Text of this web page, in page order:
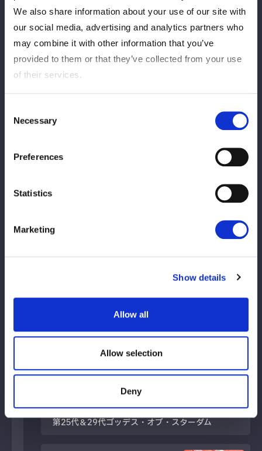
We also share information about your use of our site with
our social media, advertising and analytics partners who
may combine it with other information that you’ve
provided to them or that they’ve collected from your use
of their services.
Selection
Necessary
Preferences
Statistics
Marketing
Show details
Allow all
Allow selection
Deny
幼少期からタレント活動を始め、バトントワリングは全
国大会に出場経験もある実力者。高校卒業後は舞台女優
として活動していたが、万喜なつみのリングネームで
2015年9月のアクトレスガールズ新木場大会でデビュ
て登場。ハイスピード王座、アーティスト王座を獲得し
た。22年7月にCOSMIC ANGELSに電撃移籍し、中野た
むとの「meltear」でゴッデス王座を獲得。CDデビュー
も果たした。24年7月の札幌大会ではライバルの安納サ
周年記念興行が開催された。
Title History
タイトル歴
1
2
第25代＆29代ゴッデス・オブ・スターダム